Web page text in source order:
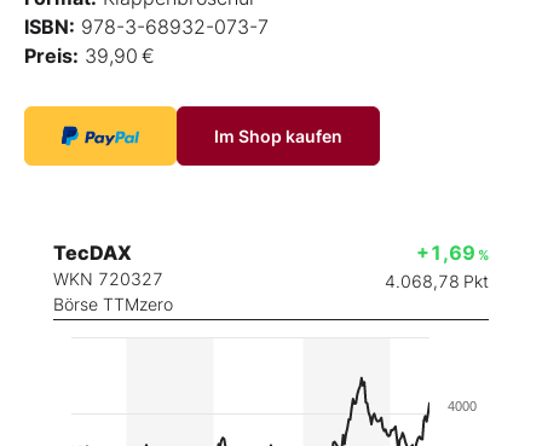
ISBN: 978-3-68932-073-7
Preis: 39,90 €
Im Shop kaufen
TecDAX
WKN 720327
Börse TTMzero
+1,69 %
4.068,78 Pkt
4000